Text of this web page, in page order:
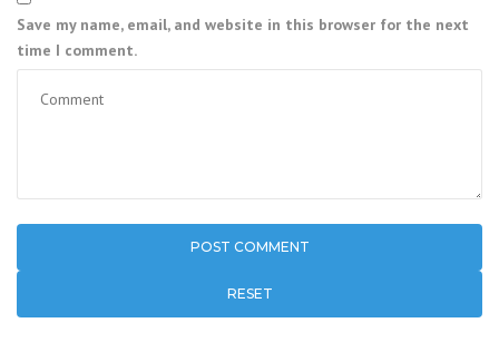
Save my name, email, and website in this browser for the next
time I comment.
RESET